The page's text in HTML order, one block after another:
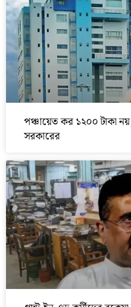
পঞ্চায়েত কর ১২০০ টাকা
সরকারের